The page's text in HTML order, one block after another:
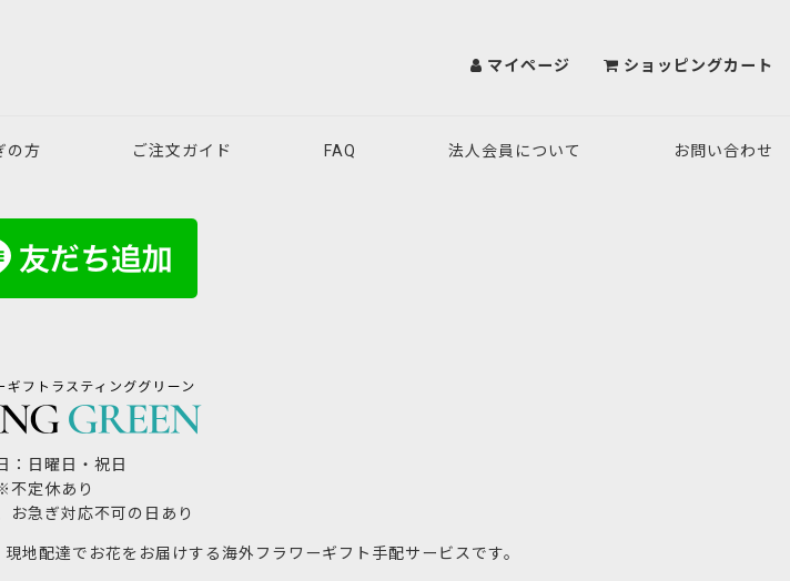
マイページ ショッピングカート
の方 ご注文ガイド FAQ 法人会員について お問い合わせ
：日曜日・祝日
不定休あり
お急ぎ対応不可の日あり
地配達でお花をお届けする海外フラワーギフト手配サービスです。